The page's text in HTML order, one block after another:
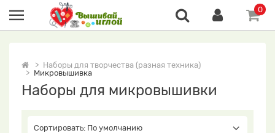
0
Наборы для творчества (разная техника)
Микровышивка
Наборы для микровышивки
Сортировать: По умолчанию